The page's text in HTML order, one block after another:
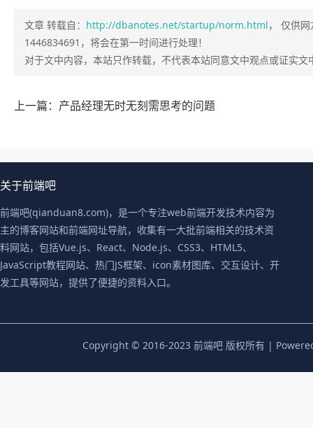
文章 转载自： http://dbanotes.net/startup/norm.html， 仅供
1446834691，将会在第一时间进行处理！
对于文中内容，本站只作转载，不代表本站同意文中观点或证实文
上一篇：产品经理无时无刻需思考的问题
关于前端吧
前端吧(qianduan8.com)，是一个专注web前端开发技术内容为
主的博客网站和前端网址导航，收集有一大批前端相关的技术资
料网站，包括Vue.js、React、Node.js、CSS3、HTML5、
JavaScript教程网站、热门JS框架、icon素材图库、交互设计、开
发工具等网站，提供了便捷的资料入口。
Copyright © 2016-2023 前端吧 版权所有 |